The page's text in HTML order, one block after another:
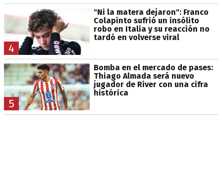
4
"Ni la matera dejaron": Franco
Colapinto sufrió un insólito
robo en Italia y su reacción no
tardó en volverse viral
5
Bomba en el mercado de pases:
Thiago Almada será nuevo
jugador de River con una cifra
histórica